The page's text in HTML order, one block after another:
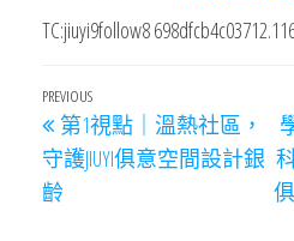
TC:jiuyi9follow8
文
章
導
Previous
Post
PREVIOUS
第1視點｜溫熱社區，
守護JIUYI俱意空間設計銀
齡